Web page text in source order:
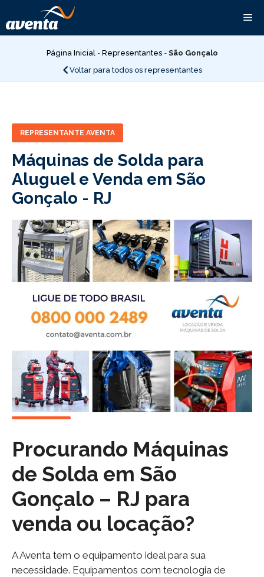
para
o
Página Inicial- Representantes- São Gonçalo
Voltar para todos os representantes
REPRESENTANTE AVENTA
Máquinas de Solda para
Aluguel e Venda em São
Gonçalo - RJ
Procurando Máquinas
de Solda em São
Gonçalo – RJ para
venda ou locação?
A Aventa tem o equipamento ideal para sua
necessidade. Equipamentos com tecnologia de